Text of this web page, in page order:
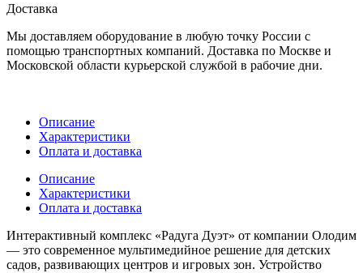
Доставка
Мы доставляем оборудование в любую точку России с
помощью транспортных компаний. Доставка по Москве и
Московской области курьерской службой в рабочие дни.
Описание
Характеристики
Оплата и доставка
Описание
Характеристики
Оплата и доставка
Интерактивный комплекс «Радуга Дуэт» от компании Олодим
— это современное мультимедийное решение для детских
садов, развивающих центров и игровых зон. Устройство